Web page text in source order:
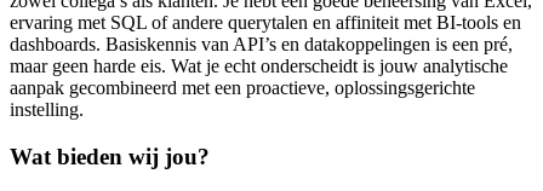
ervaring met SQL of andere querytalen en affiniteit met BI-tools en
dashboards. Basiskennis van API’s en datakoppelingen is een pré,
maar geen harde eis. Wat je echt onderscheidt is jouw analytische
aanpak gecombineerd met een proactieve, oplossingsgerichte
instelling.
Wat bieden wij jou?